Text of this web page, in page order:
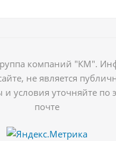
компаний "КМ".
не является
условия уточняйте по
почте